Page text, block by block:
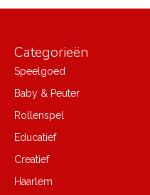
Categorieën
Speelgoed
Baby & Peuter
Rollenspel
Educatief
Creatief
Haarlem